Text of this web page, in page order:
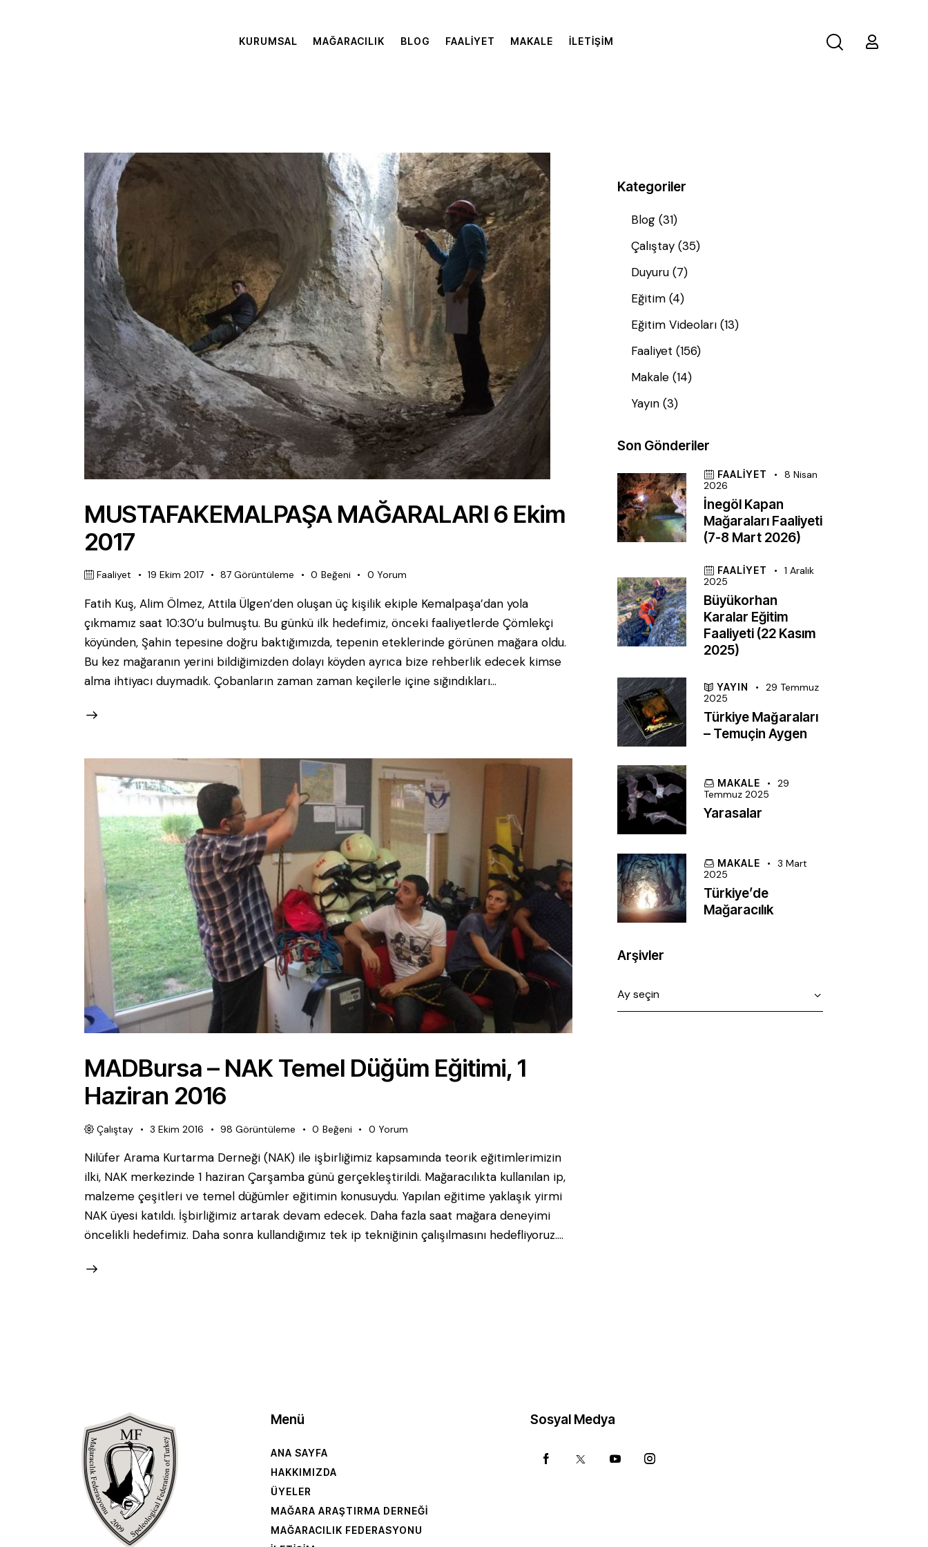
KURUMSAL MAĞARACILIK BLOG FAALIYET MAKALE İLETIŞIM
MUSTAFAKEMALPAŞA MAĞARALARI 6 Ekim
2017
Faaliyet 19 Ekim 2017 87 Görüntüleme 0 Beğeni 0 Yorum
Fatih Kuş, Alim Ölmez, Attila Ülgen’den oluşan üç kişilik ekiple Kemalpaşa’dan yola
çıkmamız saat 10:30’u bulmuştu. Bu günkü ilk hedefimiz, önceki faaliyetlerde Çömlekçi
köyünden, Şahin tepesine doğru baktığımızda, tepenin eteklerinde görünen mağara oldu.
Bu kez mağaranın yerini bildiğimizden dolayı köyden ayrıca bize rehberlik edecek kimse
alma ihtiyacı duymadık. Çobanların zaman zaman keçilerle içine sığındıkları…
MADBursa – NAK Temel Düğüm Eğitimi, 1
Haziran 2016
Çalıştay 3 Ekim 2016 98 Görüntüleme 0 Beğeni 0 Yorum
Nilüfer Arama Kurtarma Derneği (NAK) ile işbirliğimiz kapsamında teorik eğitimlerimizin
ilki, NAK merkezinde 1 haziran Çarşamba günü gerçekleştirildi. Mağaracılıkta kullanılan ip,
malzeme çeşitleri ve temel düğümler eğitimin konusuydu. Yapılan eğitime yaklaşık yirmi
NAK üyesi katıldı. İşbirliğimiz artarak devam edecek. Daha fazla saat mağara deneyimi
öncelikli hedefimiz. Daha sonra kullandığımız tek ip tekniğinin çalışılmasını hedefliyoruz.…
Kategoriler
Blog (31)
Çalıştay (35)
Duyuru (7)
Eğitim (4)
Eğitim Videoları (13)
Faaliyet (156)
Makale (14)
Yayın (3)
Son Gönderiler
FAALIYET
8 Nisan
2026
İnegöl Kapan
Mağaraları Faaliyeti
(7-8 Mart 2026)
FAALIYET
1 Aralık
2025
Büyükorhan
Karalar Eğitim
Faaliyeti (22 Kasım
2025)
YAYIN
29 Temmuz
2025
Türkiye Mağaraları
– Temuçin Aygen
MAKALE
29
Temmuz 2025
Yarasalar
MAKALE
3 Mart
2025
Türkiye’de
Mağaracılık
Arşivler
Menü
ANA SAYFA
HAKKIMIZDA
ÜYELER
MAĞARA ARAŞTIRMA DERNEĞI
MAĞARACILIK FEDERASYONU
Sosyal Medya